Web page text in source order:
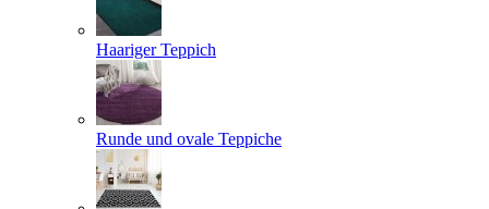
Haariger Teppich
Runde und ovale Teppiche